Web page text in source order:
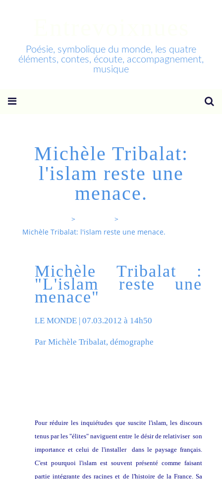
Poésie, symbolique du monde, les quatre
éléments, contes, écoute, accompagnement,
musique
Michèle Tribalat:
l'islam reste une
menace.
>
>
Michèle Tribalat: l'islam reste une menace.
Michèle Tribalat :
"L'islam reste une
menace"
LE MONDE | 07.03.2012 à 14h50
Par Michèle Tribalat, démographe
Pour réduire les inquiétudes que suscite l'islam, les discours
tenus par les "élites" naviguent entre le désir de relativiser son
importance et celui de l'installer dans le paysage français.
C'est pourquoi l'islam est souvent présenté comme faisant
partie intégrante des racines et de l'histoire de la France. Sa